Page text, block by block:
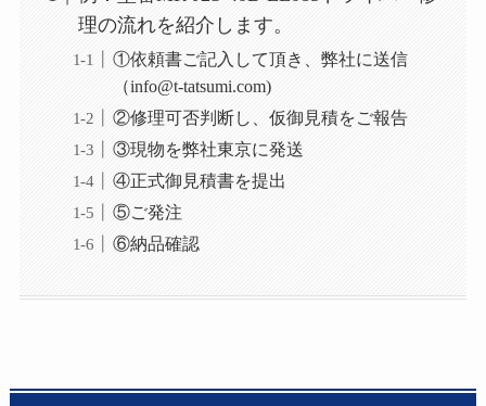
理の流れを紹介します。
①依頼書ご記入して頂き、弊社に送信
（info@t-tatsumi.com)
②修理可否判断し、仮御見積をご報告
③現物を弊社東京に発送
④正式御見積書を提出
⑤ご発注
⑥納品確認